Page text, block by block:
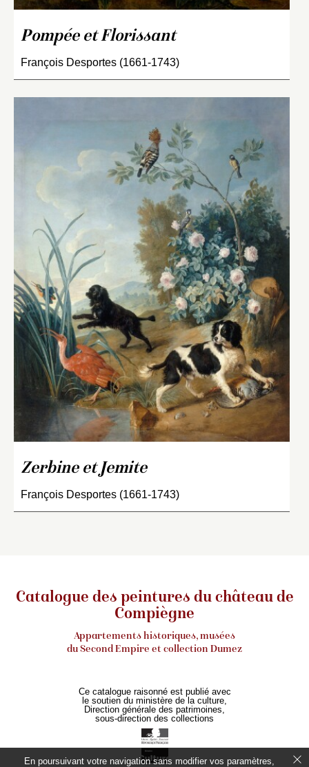
Pompée et Florissant
François Desportes (1661-1743)
Zerbine et Jemite
François Desportes (1661-1743)
Catalogue des peintures du château de
Compiègne
Appartements historiques, musées
du Second Empire et collection Dumez
Ce catalogue raisonné est publié avec
le soutien du ministère de la culture,
Direction générale des patrimoines,
sous-direction des collections
En poursuivant votre navigation sans modifier vos paramètres,